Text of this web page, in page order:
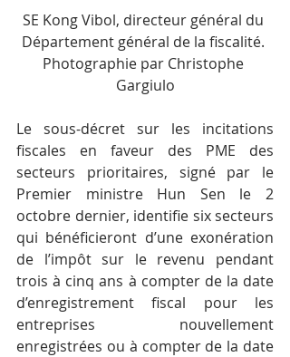
SE Kong Vibol, directeur général du
Département général de la fiscalité.
Photographie par Christophe
Gargiulo
Le sous-décret sur les incitations
fiscales en faveur des PME des
secteurs prioritaires, signé par le
Premier ministre Hun Sen le 2
octobre dernier, identifie six secteurs
qui bénéficieront d’une exonération
de l’impôt sur le revenu pendant
trois à cinq ans à compter de la date
d’enregistrement fiscal pour les
entreprises nouvellement
enregistrées ou à compter de la date